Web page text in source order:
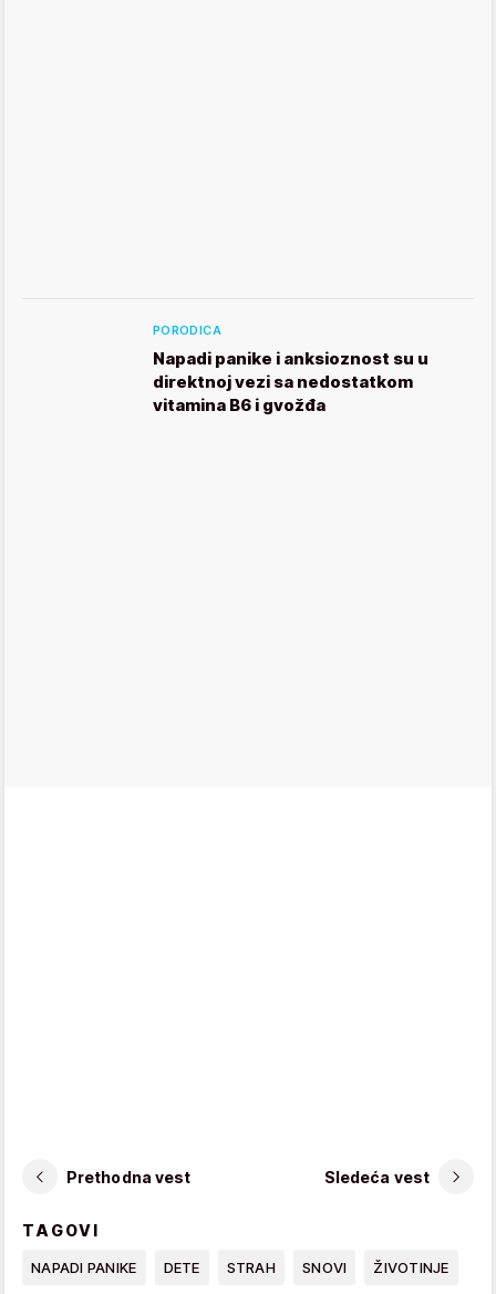
PORODICA
Napadi panike i anksioznost su u
direktnoj vezi sa nedostatkom
vitamina B6 i gvožđa
Prethodna vest Sledeća vest
TAGOVI
NAPADI PANIKE DETE STRAH SNOVI ŽIVOTINJE